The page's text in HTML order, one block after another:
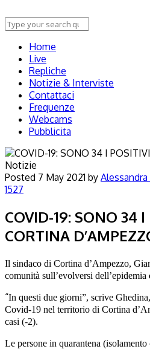
Home
Live
Repliche
Notizie & Interviste
Contattaci
Frequenze
Webcams
Pubblicita
Notizie
Posted 7 May 2021 by
1527
COVID-19: SONO 34
CORTINA
Il sindaco di Cortina d’Ampezzo,
comunità sull’evolversi
“In questi due giorni”, scrive
Covid-19 nel territorio di Cortina
casi (-2).
Le persone in quarantena